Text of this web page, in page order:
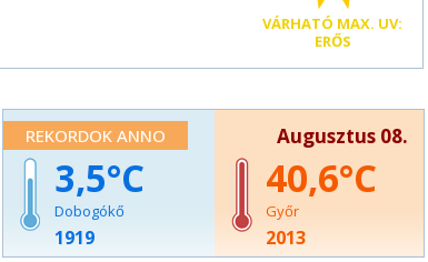
VÁRHATÓ MAX. UV:
ERŐS
REKORDOK ANNO Augusztus 08.
3,5
Dobogókő
1919
40,6
Győr
2013